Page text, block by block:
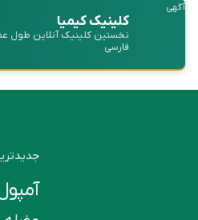
آگهی
کلینیک کیمیا
نخستین کلینیک آنلاین طول
فارسی
آمپول